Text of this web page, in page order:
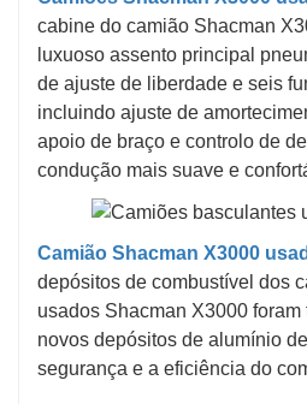
cabine do camião Shacman
luxuoso assento principal
de ajuste de liberdade e seis
incluindo ajuste de
apoio de braço e controlo de
condução mais suave e
Camião Shacman X3000
depósitos de combustível dos
usados ​​Shacman X3000
novos depósitos de alumínio
segurança e a eficiência do